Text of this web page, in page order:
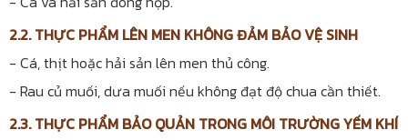
2.2. THỰC PHẨM LÊN MEN KHÔNG ĐẢM BẢO VỆ SINH
- Cá, thịt hoặc hải sản lên men thủ công.
- Rau củ muối, dưa muối nếu không đạt độ chua cần thiết.
2.3. THỰC PHẨM BẢO QUẢN TRONG MÔI TRƯỜNG YẾM KHÍ